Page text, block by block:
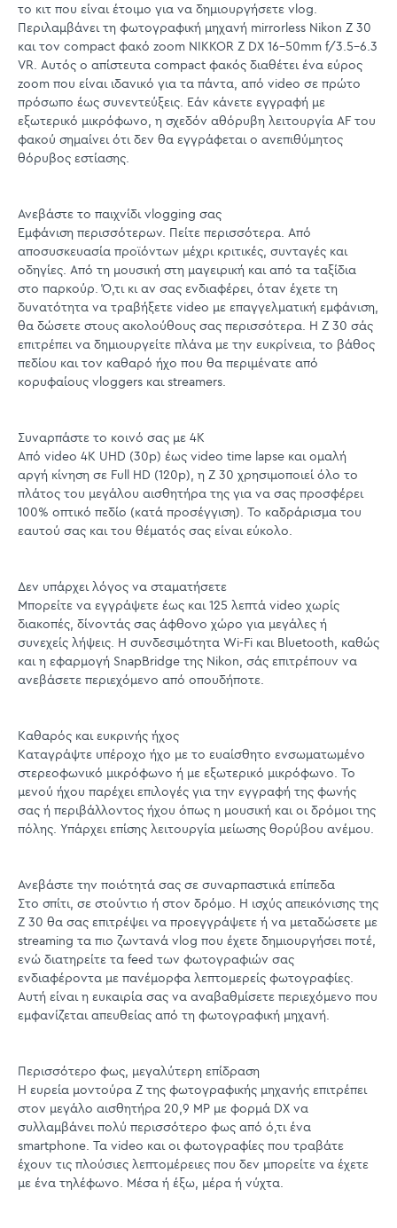
το κιτ που είναι έτοιμο για να δημιουργήσετε vlog.
Περιλαμβάνει τη φωτογραφική μηχανή mirrorless Nikon Z 30
και τον compact φακό zoom NIKKOR Z DX 16-50mm f/3.5-6.3
VR. Αυτός ο απίστευτα compact φακός διαθέτει ένα εύρος
zoom που είναι ιδανικό για τα πάντα, από video σε πρώτο
πρόσωπο έως συνεντεύξεις. Εάν κάνετε εγγραφή με
εξωτερικό μικρόφωνο, η σχεδόν αθόρυβη λειτουργία AF του
φακού σημαίνει ότι δεν θα εγγράφεται ο ανεπιθύμητος
θόρυβος εστίασης.
Ανεβάστε το παιχνίδι vlogging σας
Εμφάνιση περισσότερων. Πείτε περισσότερα. Από
αποσυσκευασία προϊόντων μέχρι κριτικές, συνταγές και
οδηγίες. Από τη μουσική στη μαγειρική και από τα ταξίδια
στο παρκούρ. Ό,τι κι αν σας ενδιαφέρει, όταν έχετε τη
δυνατότητα να τραβήξετε video με επαγγελματική εμφάνιση,
θα δώσετε στους ακολούθους σας περισσότερα. Η Z 30 σάς
επιτρέπει να δημιουργείτε πλάνα με την ευκρίνεια, το βάθος
πεδίου και τον καθαρό ήχο που θα περιμένατε από
κορυφαίους vloggers και streamers.
Συναρπάστε το κοινό σας με 4K
Από video 4K UHD (30p) έως video time lapse και ομαλή
αργή κίνηση σε Full HD (120p), η Z 30 χρησιμοποιεί όλο το
πλάτος του μεγάλου αισθητήρα της για να σας προσφέρει
100% οπτικό πεδίο (κατά προσέγγιση). Το καδράρισμα του
εαυτού σας και του θέματός σας είναι εύκολο.
Δεν υπάρχει λόγος να σταματήσετε
Μπορείτε να εγγράψετε έως και 125 λεπτά video χωρίς
διακοπές, δίνοντάς σας άφθονο χώρο για μεγάλες ή
συνεχείς λήψεις. Η συνδεσιμότητα Wi-Fi και Bluetooth, καθώς
και η εφαρμογή SnapBridge της Nikon, σάς επιτρέπουν να
ανεβάσετε περιεχόμενο από οπουδήποτε.
Καθαρός και ευκρινής ήχος
Καταγράψτε υπέροχο ήχο με το ευαίσθητο ενσωματωμένο
στερεοφωνικό μικρόφωνο ή με εξωτερικό μικρόφωνο. Το
μενού ήχου παρέχει επιλογές για την εγγραφή της φωνής
σας ή περιβάλλοντος ήχου όπως η μουσική και οι δρόμοι της
πόλης. Υπάρχει επίσης λειτουργία μείωσης θορύβου ανέμου.
Ανεβάστε την ποιότητά σας σε συναρπαστικά επίπεδα
Στο σπίτι, σε στούντιο ή στον δρόμο. Η ισχύς απεικόνισης της
Z 30 θα σας επιτρέψει να προεγγράψετε ή να μεταδώσετε με
streaming τα πιο ζωντανά vlog που έχετε δημιουργήσει ποτέ,
ενώ διατηρείτε τα feed των φωτογραφιών σας
ενδιαφέροντα με πανέμορφα λεπτομερείς φωτογραφίες.
Αυτή είναι η ευκαιρία σας να αναβαθμίσετε περιεχόμενο που
εμφανίζεται απευθείας από τη φωτογραφική μηχανή.
Περισσότερο φως, μεγαλύτερη επίδραση
Η ευρεία μοντούρα Z της φωτογραφικής μηχανής επιτρέπει
στον μεγάλο αισθητήρα 20,9 MP με φορμά DX να
συλλαμβάνει πολύ περισσότερο φως από ό,τι ένα
smartphone. Τα video και οι φωτογραφίες που τραβάτε
έχουν τις πλούσιες λεπτομέρειες που δεν μπορείτε να έχετε
με ένα τηλέφωνο. Μέσα ή έξω, μέρα ή νύχτα.